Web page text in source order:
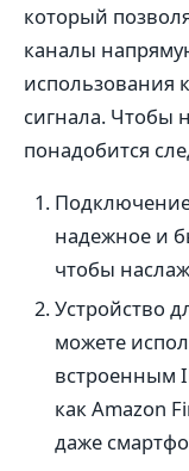
который
каналы
использования
сигнала. Чтобы
понадобится
надежное и
чтобы
Устройство
можете
встроенным
как Amazon
даже